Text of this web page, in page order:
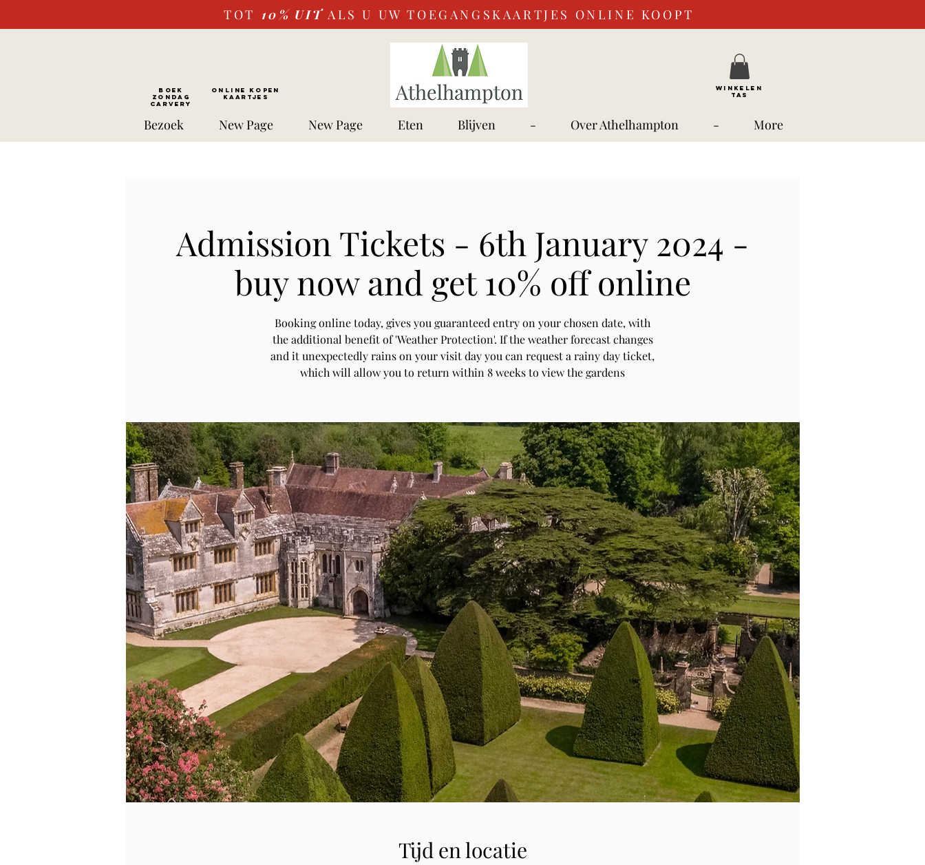
TOT 10% UIT ALS U UW TOEGANGSKAARTJES ONLINE KOOPT
BOEK
ZONDAG
CARVERY
ONLINE kopen
Kaartjes
WINKELEN
TAS
Bezoek New Page New Page Eten Blijven - Over Athelhampton - More
Admission Tickets - 6th January 2024 -
buy now and get 10% off online
Booking online today, gives you guaranteed entry on your chosen date, with
the additional benefit of 'Weather Protection'. If the weather forecast changes
and it unexpectedly rains on your visit day you can request a rainy day ticket,
which will allow you to return within 8 weeks to view the gardens
Tijd en locatie